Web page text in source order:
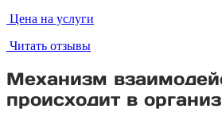
Цена на услуги
Читать отзывы
Механизм
происходит в